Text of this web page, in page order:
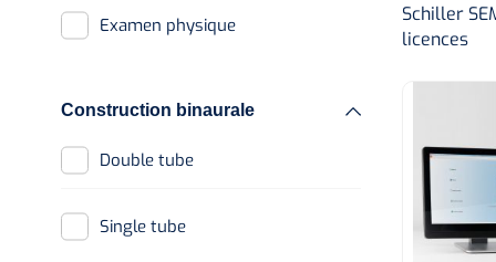
Lampes frontales
Examen physique
Construction binaurale
Double tube
Single tube
Schiller
licences